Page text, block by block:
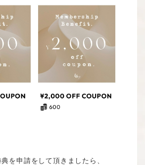
を申請をして頂きましたら、